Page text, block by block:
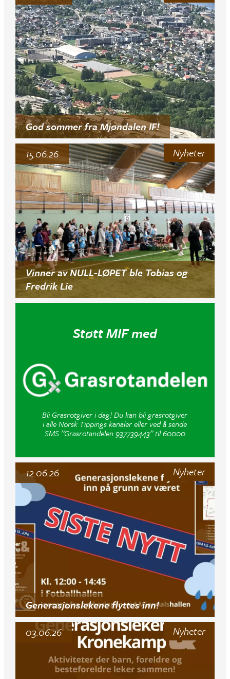
God sommer fra Mjøndalen IF!
Nyheter
Vinner av NULL-LØPET ble Tobias og
Fredrik Lie
15.06.26
Støtt MIF med
Bli Grasrotgiver i dag! Du kan bli grasrotgiver
i alle Norsk Tippings kanaler eller ved å sende
SMS ”Grasrotandelen 937739443” til 60000
Nyheter
Generasjonslekene flyttes inn!
12.06.26
Nyheter
03.06.26